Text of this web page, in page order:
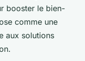
booster le bien-
comme une
aux solutions